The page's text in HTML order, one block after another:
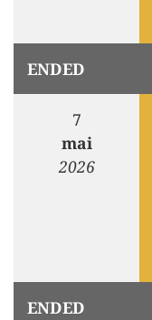
ENDED
7
mai
2026
ENDED